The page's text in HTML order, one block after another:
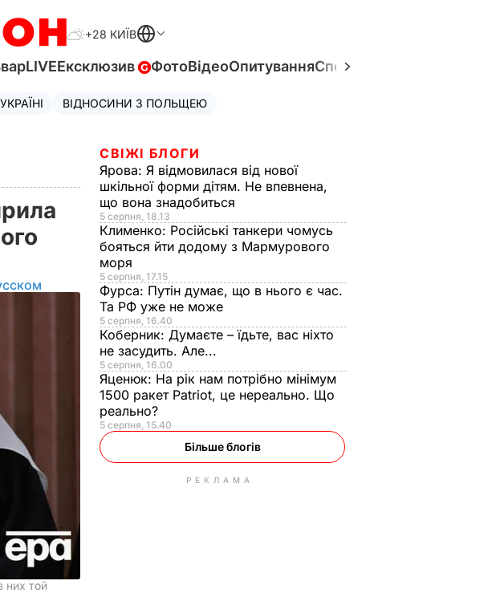
+28 КИЇВ
LIVEЕксклюзив ФотоВідеоОпитуванняСпецпроєкти
ВІДНОСИНИ З ПОЛЬЩЕЮ
них той
СВІЖІ БЛОГИ
Ярова: Я відмовилася від нової
шкільної форми дітям. Не впевнена,
що вона знадобиться
5 серпня, 18.13
Клименко: Російські танкери чомусь
бояться йти додому з Мармурового
моря
5 серпня, 17.15
Фурса: Путін думає, що в нього є час.
Та РФ уже не може
5 серпня, 16.40
Коберник: Думаєте – їдьте, вас ніхто
не засудить. Але...
5 серпня, 16.00
Яценюк: На рік нам потрібно мінімум
1500 ракет Patriot, це нереально. Що
реально?
5 серпня, 15.40
Більше блогів
РЕКЛАМА